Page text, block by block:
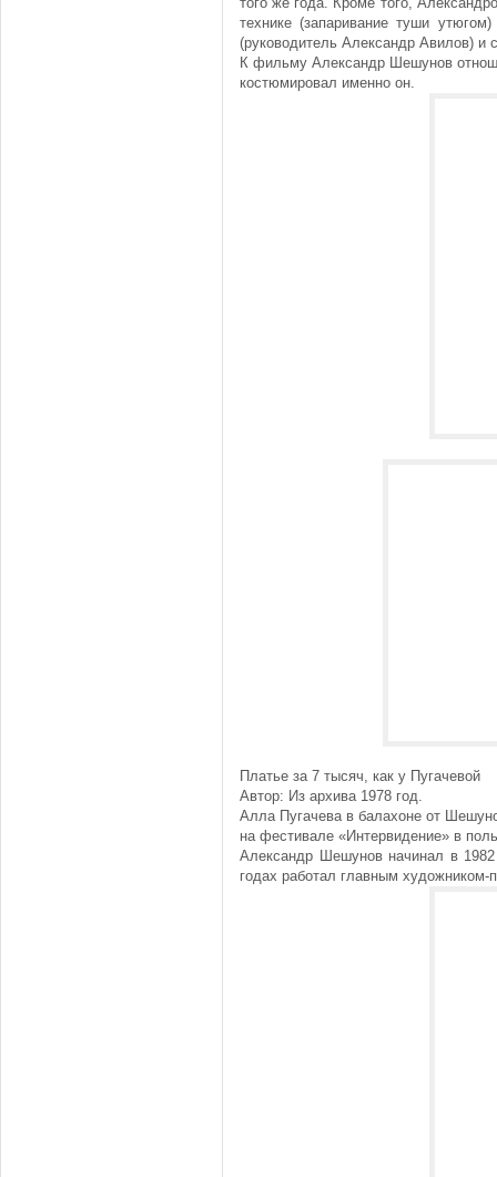
технике (запаривание туши
(руководитель Александр Авилов) и
К фильму Александр Шешунов
костюмировал именно он.
Платье за 7 тысяч, как у Пугачевой
Автор: Из архива 1978 год.
Алла Пугачева в балахоне от
на фестивале «Интервидение» в
Александр Шешунов начинал в
годах работал главным